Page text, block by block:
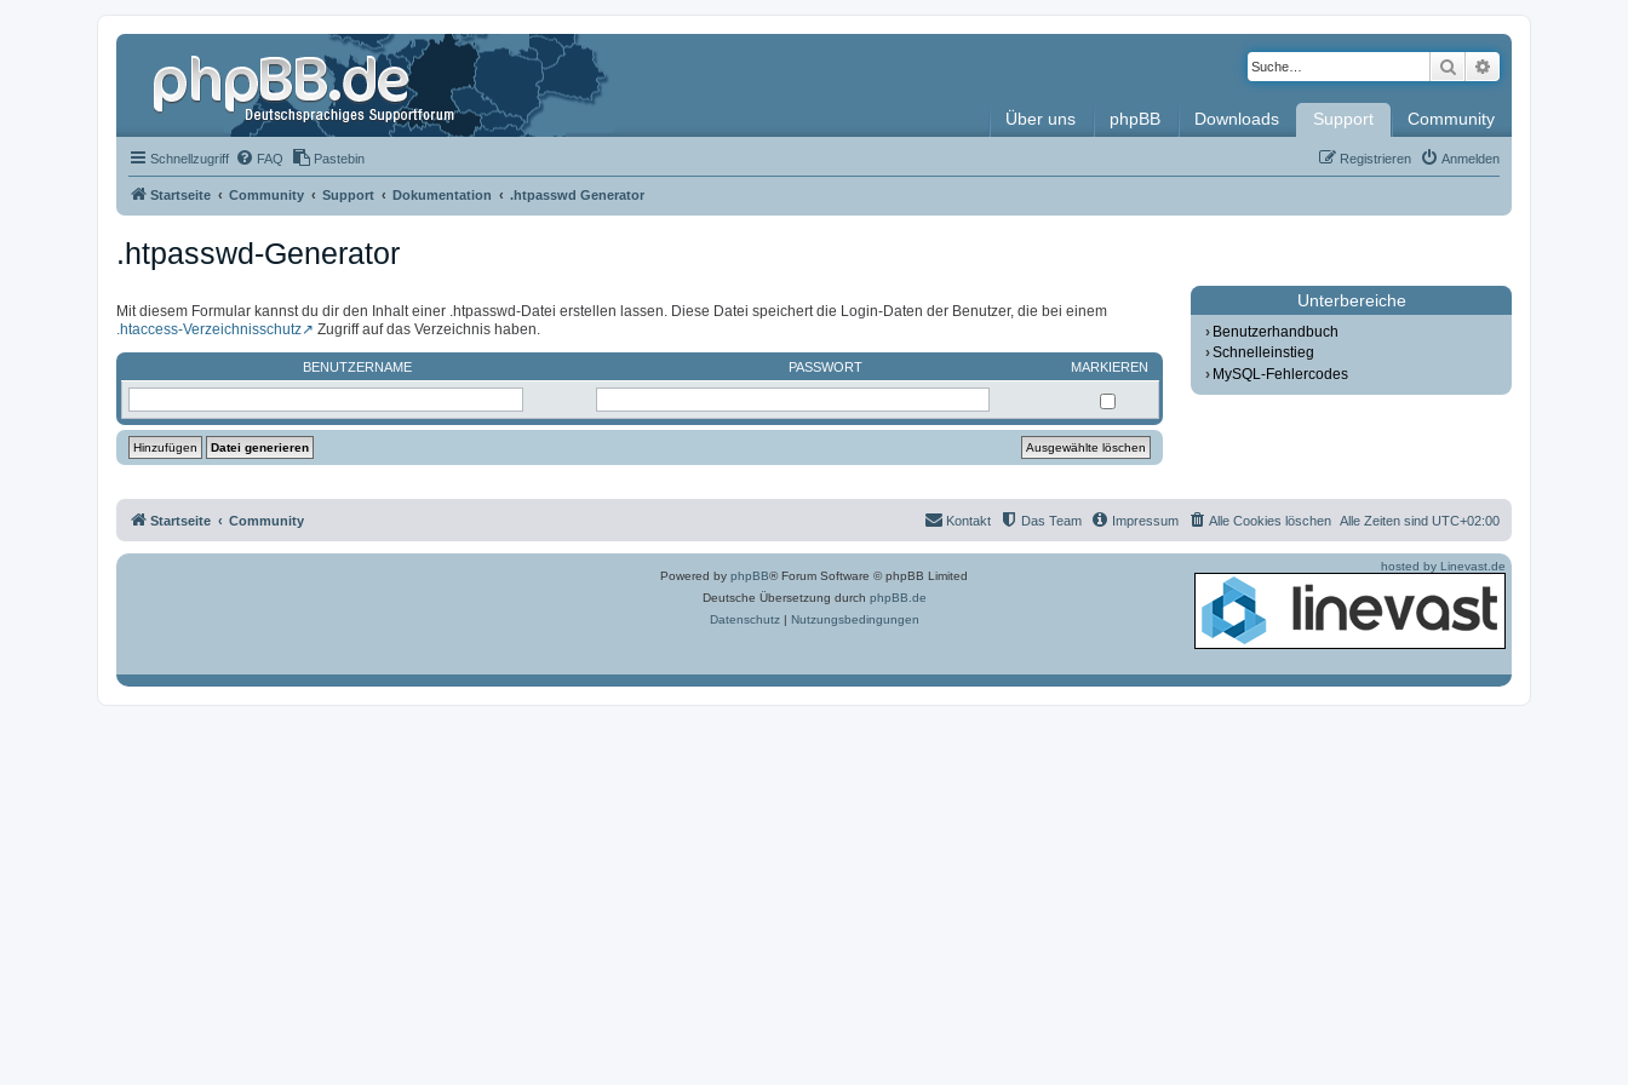
Suche
Über uns phpBB Downloads Support Community
Schnellzugriff FAQ Pastebin Anmelden
Registrieren
Startseite Community Support Dokumentation .htpasswd Generator
.htpasswd-Generator
Mit diesem Formular kannst du dir den Inhalt einer .htpasswd-Datei erstellen lassen. Diese Datei speichert die Login-Daten der Benutzer, die bei einem
.htaccess-Verzeichnisschutz
Zugriff auf das Verzeichnis haben.
BENUTZERNAME PASSWORT MARKIEREN
Unterbereiche
Benutzerhandbuch
Schnelleinstieg
MySQL-Fehlercodes
Startseite Community Alle Zeiten sind UTC+02:00
Alle Cookies löschen
Impressum
Das Team
Kontakt
Powered by phpBB® Forum Software © phpBB Limited
Deutsche Übersetzung durch phpBB.de
Datenschutz| Nutzungsbedingungen
hosted by Linevast.de